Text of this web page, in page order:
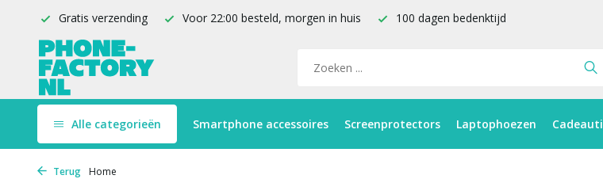
Gratis verzending Voor 22:00 besteld, morgen in huis 100 dagen bedenktijd
Alle categorieën Smartphone accessoires Screenprotectors Laptophoezen
Terug Home